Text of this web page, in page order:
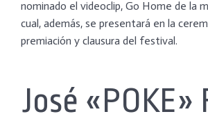
nominado el videoclip, Go Home de la
cual, además, se presentará en la
premiación y clausura del festival.
José «POKE»